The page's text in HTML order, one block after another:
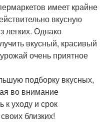
имеет крайне
вкусную
легких. Однако
вкусный, красивый
очень приятное
подборку вкусных,
во внимание
к уходу и срок
близких!